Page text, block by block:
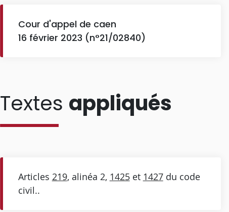
Cour d'appel de caen
16 février 2023 (n°21/02840)
Textes appliqués
Articles 219, alinéa 2, 1425et 1427du code
civil..